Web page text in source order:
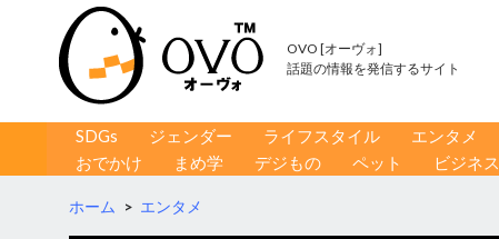
OVO [オーヴォ]
話題の情報を発信するサイト
コンテンツへ移動
SDGs ジェンダー ライフスタイル エンタメ
おでかけ
まめ学 デジもの ペット ビジネス
ホーム > エンタメ